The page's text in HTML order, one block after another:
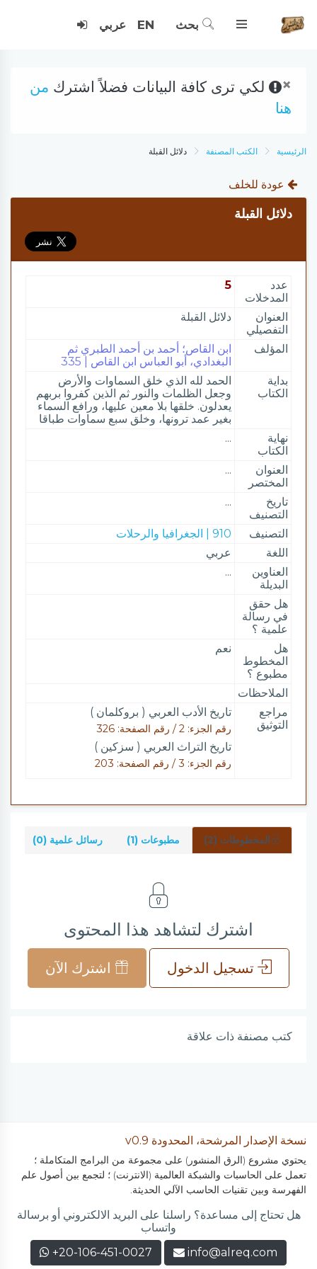
بحث EN عربي
× لكي ترى كافة البيانات فضلاً اشترك من
هنا
الرئيسية الكتب المصنفة دلائل القبلة
عودة للخلف
دلائل القبلة
عدد
المدخلات
5
العنوان
التفصيلي
دلائل القبلة
المؤلف
ابن القاص؛ أحمد بن أحمد الطبري ثم
البغدادي، أبو العباس ابن القاص | 335
بداية
الكتاب
الحمد لله الذي خلق السماوات والأرض
وجعل الظلمات والنور ثم الذين كفروا بربهم
يعدلون. خلقها بلا معين عليها، ورافع السماء
بغير عمد ترونها، وخلق سبع سماوات طباقا
نهاية
الكتاب
...
العنوان
المختصر
...
تاريخ
التصنيف
...
التصنيف
910 | الجغرافيا والرحلات
اللغة
عربي
العناوين
البديلة
...
هل حقق
في رسالة
علمية ؟
هل
المخطوط
مطبوع ؟
نعم
الملاحظات
مراجع
التوثيق
تاريخ الأدب العربي ( بروكلمان )
رقم الجزء: 2 / رقم الصفحة: 326
تاريخ التراث العربي ( سزكين )
رقم الجزء: 3 / رقم الصفحة: 203
المخطوطات (2) مطبوعات (1) رسائل علمية (0)
اشترك لتشاهد هذا المحتوى
تسجيل الدخول اشترك الآن
كتب مصنفة ذات علاقة
نسخة الإصدار المرشحة، المحدودة v0.9
يحتوي مشروع (الرق المنشور) على مجموعة من البرامج المتكاملة ؛
تعمل على الحاسبات والشبكة العالمية (الانترنت) ؛ لتجمع بين أصول علم
الفهرسة وبين تقنيات الحاسب الآلي الحديثة.
هل تحتاج إلى مساعدة؟ راسلنا على البريد الالكتروني أو برسالة
واتساب
info@alreq.com
+20-106-451-0027